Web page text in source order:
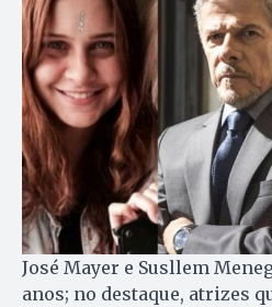
José Mayer e Susllem
anos; no destaque, atrizes